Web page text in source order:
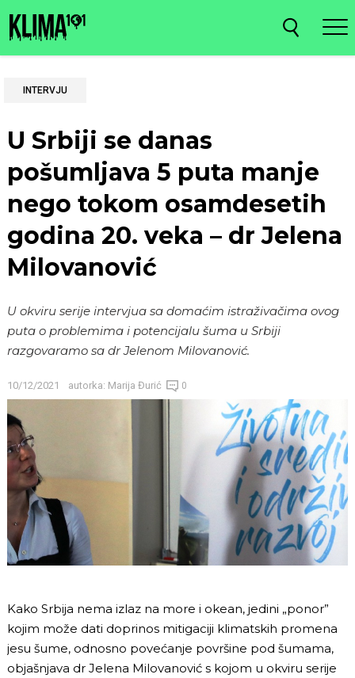
INTERVJU
U Srbiji se danas
pošumljava 5 puta manje
nego tokom osamdesetih
godina 20. veka – dr Jelena
Milovanović
U okviru serije intervjua sa domaćim istraživačima ovog
puta o problemima i potencijalu šuma u Srbiji
razgovaramo sa dr Jelenom Milovanović.
10/12/2021 autorka: Marija Đurić 0
Kako Srbija nema izlaz na more i okean, jedini „ponor”
kojim može dati doprinos mitigaciji klimatskih promena
jesu šume, odnosno povećanje površine pod šumama,
objašnjava dr Jelena Milovanović s kojom u okviru serije